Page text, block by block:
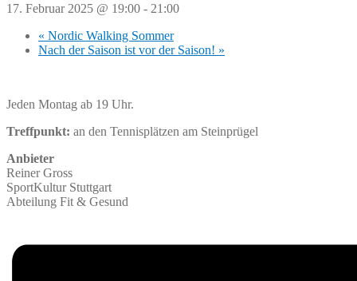
17. Februar 2025 @ 19:00 - 21:00
« Nordic Walking Sommer
Nach der Saison ist vor der Saison! »
Jeden Montag ab 19 Uhr.
Treffpunkt: an den Tennisplätzen am Steinprügel
Anbieter
Reiner Gross
SportKultur Stuttgart
Abteilung Fit & Gesund